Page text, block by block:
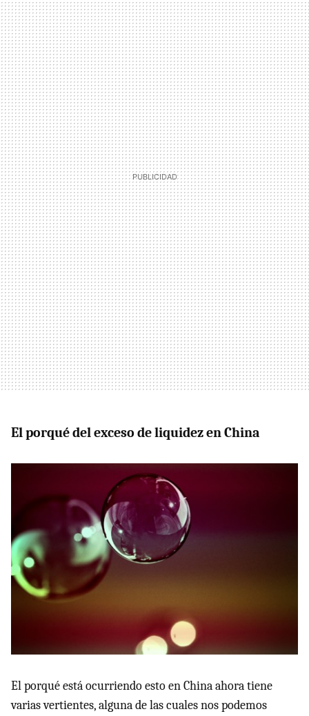
El porqué del exceso de liquidez en China
El porqué está ocurriendo esto en China ahora tiene
varias vertientes, alguna de las cuales nos podemos